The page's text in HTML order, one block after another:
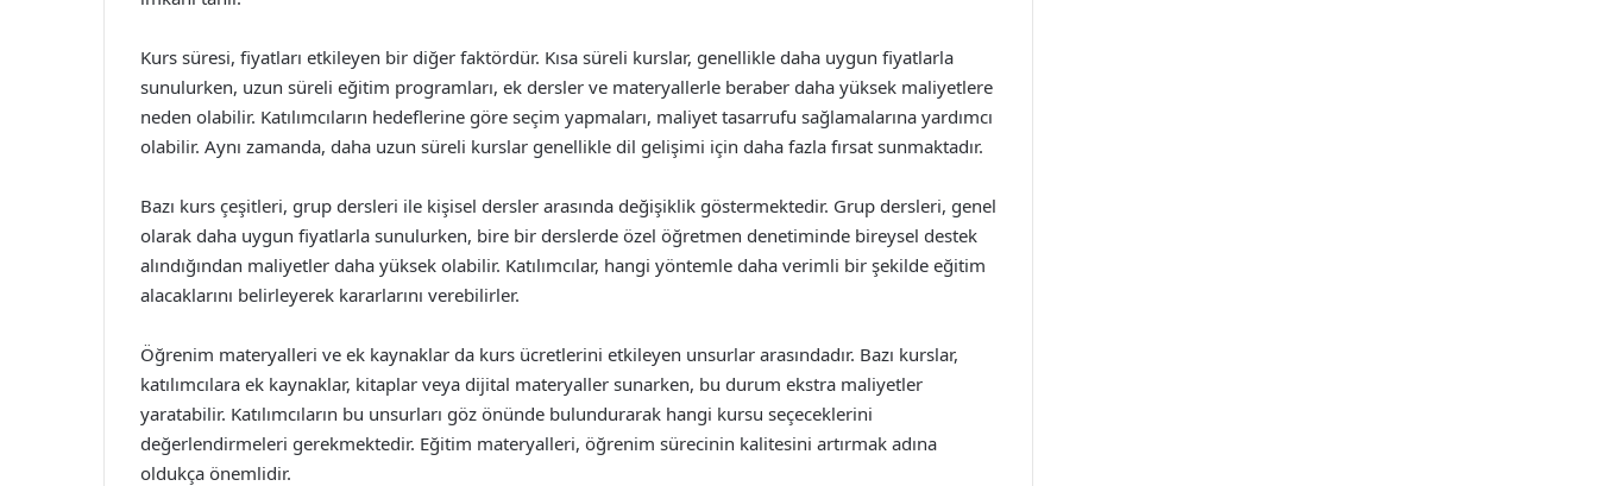
Kurs süresi, fiyatları etkileyen bir diğer faktördür. Kısa süreli kurslar, genellikle daha uygun fiyatlarla
sunulurken, uzun süreli eğitim programları, ek dersler ve materyallerle beraber daha yüksek maliyetlere
neden olabilir. Katılımcıların hedeflerine göre seçim yapmaları, maliyet tasarrufu sağlamalarına yardımcı
olabilir. Aynı zamanda, daha uzun süreli kurslar genellikle dil gelişimi için daha fazla fırsat sunmaktadır.
Bazı kurs çeşitleri, grup dersleri ile kişisel dersler arasında değişiklik göstermektedir. Grup dersleri, genel
olarak daha uygun fiyatlarla sunulurken, bire bir derslerde özel öğretmen denetiminde bireysel destek
alındığından maliyetler daha yüksek olabilir. Katılımcılar, hangi yöntemle daha verimli bir şekilde eğitim
alacaklarını belirleyerek kararlarını verebilirler.
Öğrenim materyalleri ve ek kaynaklar da kurs ücretlerini etkileyen unsurlar arasındadır. Bazı kurslar,
katılımcılara ek kaynaklar, kitaplar veya dijital materyaller sunarken, bu durum ekstra maliyetler
yaratabilir. Katılımcıların bu unsurları göz önünde bulundurarak hangi kursu seçeceklerini
değerlendirmeleri gerekmektedir. Eğitim materyalleri, öğrenim sürecinin kalitesini artırmak adına
oldukça önemlidir.